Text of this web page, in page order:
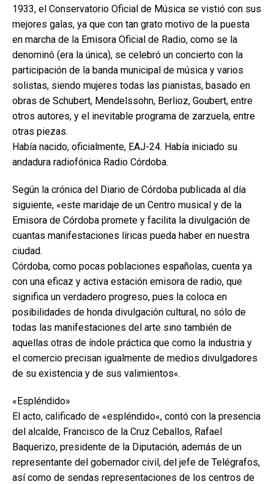
1933, el Conservatorio Oficial de Música se vistió con sus
mejores galas, ya que con tan grato motivo de la puesta
en marcha de la Emisora Oficial de Radio, como se la
denominó (era la única), se celebró un concierto con la
participación de la banda municipal de música y varios
solistas, siendo mujeres todas las pianistas, basado en
obras de Schubert, Mendelssohn, Berlioz, Goubert, entre
otros autores, y el inevitable programa de zarzuela, entre
otras piezas.
Había nacido, oficialmente, EAJ-24. Había iniciado su
andadura radiofónica Radio Córdoba.
Según la crónica del Diario de Córdoba publicada al día
siguiente, «este maridaje de un Centro musical y de la
Emisora de Córdoba promete y facilita la divulgación de
cuantas manifestaciones líricas pueda haber en nuestra
ciudad.
Córdoba, como pocas poblaciones españolas, cuenta ya
con una eficaz y activa estación emisora de radio, que
significa un verdadero progreso, pues la coloca en
posibilidades de honda divulgación cultural, no sólo de
todas las manifestaciones del arte sino también de
aquellas otras de índole práctica que como la industria y
el comercio precisan igualmente de medios divulgadores
de su existencia y de sus valimientos«.
«Espléndido»
El acto, calificado de «espléndido«, contó con la presencia
del alcalde, Francisco de la Cruz Ceballos, Rafael
Baquerizo, presidente de la Diputación, además de un
representante del gobernador civil, del jefe de Telégrafos,
así como de sendas representaciones de los centros de